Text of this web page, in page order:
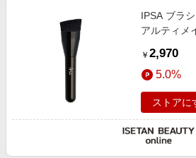
IPSA ブラ
アルティメ
￥ 2,970
5.0%
ストアに